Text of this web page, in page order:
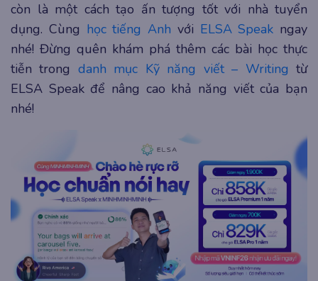
còn là một cách tạo ấn tượng tốt với nhà tuyển
dụng. Cùng học tiếng Anh với ELSA Speak ngay
nhé! Đừng quên khám phá thêm các bài học thực
tiễn trong danh mục Kỹ năng viết – Writing từ
ELSA Speak để nâng cao khả năng viết của bạn
nhé!